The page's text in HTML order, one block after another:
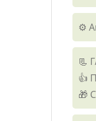
⚙️
📃
👍
🎁